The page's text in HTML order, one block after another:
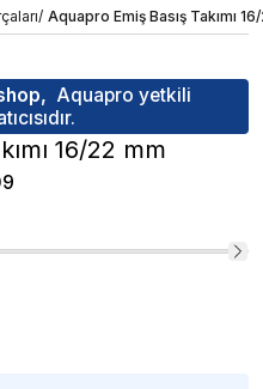
/ Aquapro Emiş Basış Takımı
Aquapro yetkili
16/22 mm